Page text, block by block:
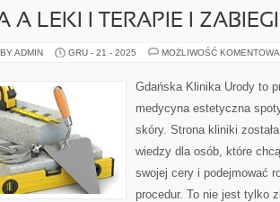
A LEKI I TERAPIE I
ADMIN GRU - 21 - 2025 MOŻLIWOŚĆ
Gdańska Klinika Urody to
medycyna estetyczna
skóry. Strona kliniki
wiedzy dla osób, które
swojej cery i podejmować
procedur. To nie jest tylko